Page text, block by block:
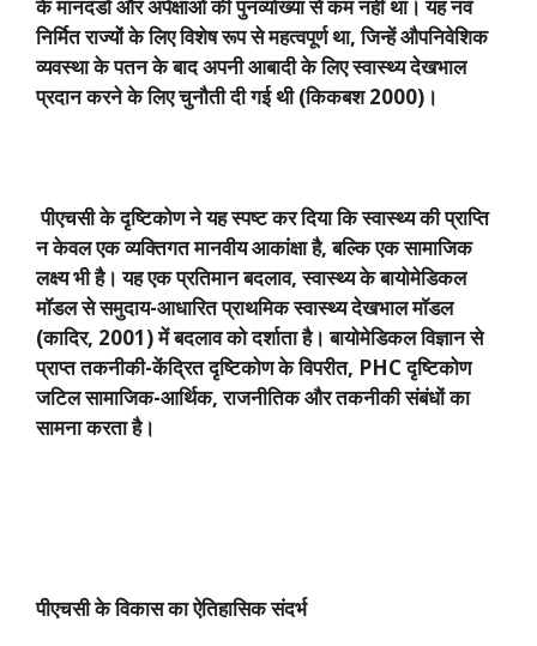
के मानदंडों और अपेक्षाओं की पुनर्व्याख्या से कम नहीं था। यह नव
निर्मित राज्यों के लिए विशेष रूप से महत्वपूर्ण था,जिन्हें औपनिवेशिक
व्यवस्था के पतन के बाद अपनी आबादी के लिए स्वास्थ्य देखभाल
प्रदान करने के लिए चुनौती दी गई थी (किकबश2000) ।
पीएचसी के दृष्टिकोण ने यह स्पष्ट कर दिया कि स्वास्थ्य की प्राप्ति
न केवल एक व्यक्तिगत मानवीय आकांक्षा है,बल्कि एक सामाजिक
लक्ष्य भी है। यह एक प्रतिमान बदलाव,स्वास्थ्य के बायोमेडिकल
मॉडल से समुदाय-आधारित प्राथमिक स्वास्थ्य देखभाल मॉडल
(कादिर, 2001)में बदलाव को दर्शाता है। बायोमेडिकल विज्ञान से
प्राप्त तकनीकी-केंद्रित दृष्टिकोण के विपरीत, PHCदृष्टिकोण
जटिल सामाजिक-आर्थिक,राजनीतिक और तकनीकी संबंधों का
सामना करता है।
पीएचसी के विकास का ऐतिहासिक संदर्भ